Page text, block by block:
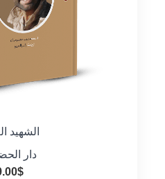
الشهيد
دار
$